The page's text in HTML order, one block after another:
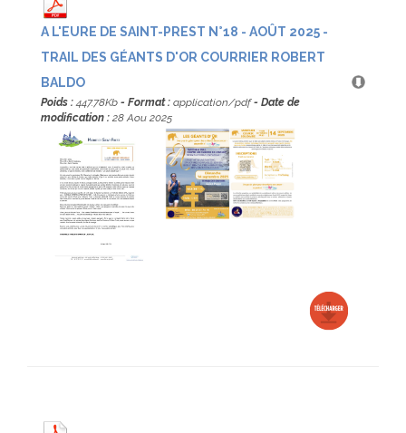
A L'EURE DE SAINT-PREST N°18 - AOÛT 2025 -
TRAIL DES GÉANTS D'OR COURRIER ROBERT
BALDO
Poids :447.78Kb - Format : application/pdf- Date de
modification : 28 Aou 2025